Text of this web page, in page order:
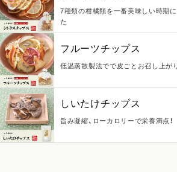
7種類の柑橘類を一番美味しい時期
た
フルーツチップス
低温蒸散製法でで皮ごとお召し上が
しいたけチップス
旨み凝縮、ローカロリーで栄養満点！